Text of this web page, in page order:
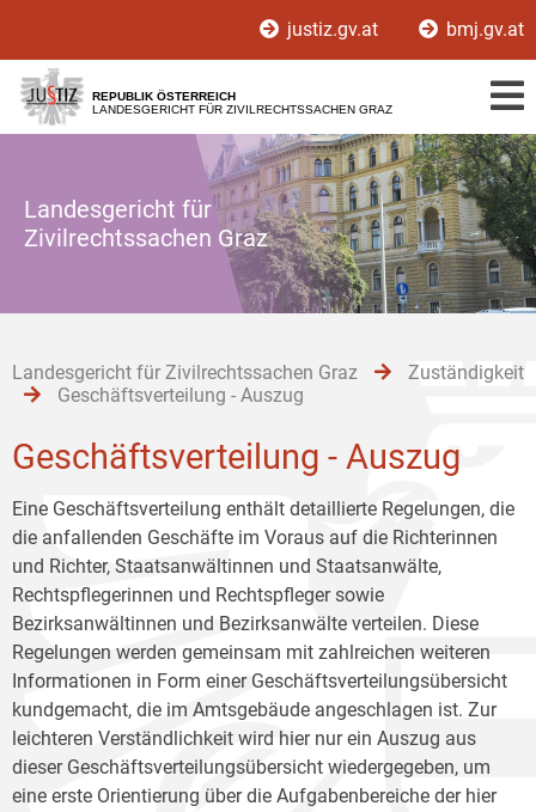
[1]
[2]
[3]
justiz.gv.at bmj.gv.at
REPUBLIK ÖSTERREICH
LANDESGERICHT FÜR ZIVILRECHTSSACHEN GRAZ
Landesgericht für
Zivilrechtssachen Graz
Landesgericht für Zivilrechtssachen Graz
Zuständigkeit
Geschäftsverteilung - Auszug
Geschäftsverteilung - Auszug
Eine Geschäftsverteilung enthält detaillierte Regelungen, die
die anfallenden Geschäfte im Voraus auf die Richterinnen
und Richter, Staatsanwältinnen und Staatsanwälte,
Rechtspflegerinnen und Rechtspfleger sowie
Bezirksanwältinnen und Bezirksanwälte verteilen. Diese
Regelungen werden gemeinsam mit zahlreichen weiteren
Informationen in Form einer Geschäftsverteilungsübersicht
kundgemacht, die im Amtsgebäude angeschlagen ist. Zur
leichteren Verständlichkeit wird hier nur ein Auszug aus
dieser Geschäftsverteilungsübersicht wiedergegeben, um
eine erste Orientierung über die Aufgabenbereiche der hier